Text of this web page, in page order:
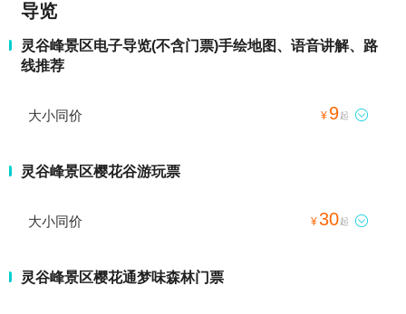
导览
灵谷峰景区电子导览(不含门票)手绘地图、语音讲解、路
线推荐
大小同价 ¥ 9起 
灵谷峰景区樱花谷游玩票
大小同价 ¥30起 
灵谷峰景区樱花通梦味森林门票